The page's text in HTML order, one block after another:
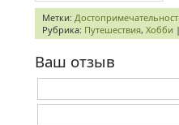
Метки:
Рубрика: Путешествия, Хобби
Ваш отзыв